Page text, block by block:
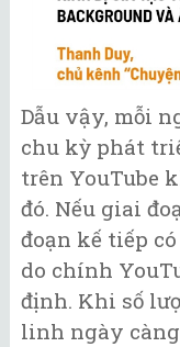
Dẫu vậy, mỗi
chu kỳ phát
trên YouTube
đó. Nếu giai
đoạn kế tiếp
do chính
định. Khi số
linh ngày